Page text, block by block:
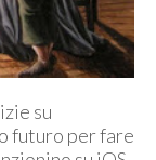
su
futuro per fare